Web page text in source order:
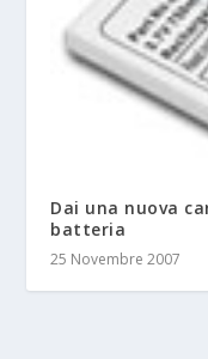
Dai una nuova
batteria
25 Novembre 2007